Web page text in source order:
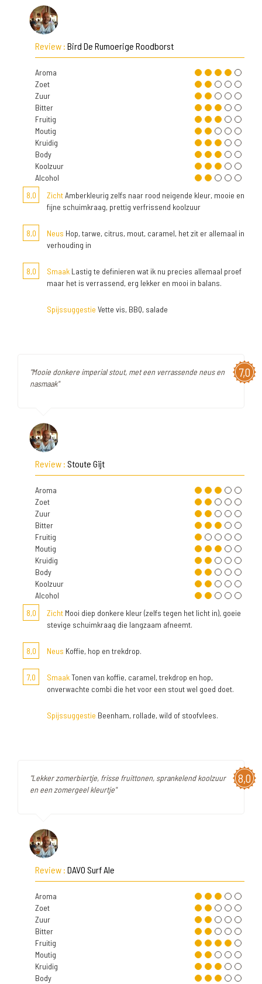
Review : Bird De Rumoerige Roodborst
Aroma
Zoet
Zuur
Bitter
Fruitig
Moutig
Kruidig
Body
Koolzuur
Alcohol
8,0
ZichtAmberkleurig zelfs naar rood neigende kleur, mooie en
fijne schuimkraag, prettig verfrissend koolzuur
8,0 Neus Hop, tarwe, citrus, mout, caramel, het zit er allemaal in
verhouding in
8,0 Smaak Lastig te definieren wat ik nu precies allemaal proef
maar het is verrassend, erg lekker en mooi in balans.
Spijssuggestie Vette vis, BBQ, salade
7,0
"Mooie donkere imperial stout, met een verrassende neus en
nasmaak"
Review : Stoute Gijt
Aroma
Zoet
Zuur
Bitter
Fruitig
Moutig
Kruidig
Body
Koolzuur
Alcohol
8,0
Zicht Mooi diep donkere kleur (zelfs tegen het licht in), goeie
stevige schuimkraag die langzaam afneemt.
8,0 Neus Koffie, hop en trekdrop.
7,0 SmaakTonen van koffie, caramel, trekdrop en hop,
onverwachte combi die het voor een stout wel goed doet.
Spijssuggestie Beenham, rollade, wild of stoofvlees.
8,0
"Lekker zomerbiertje, frisse fruittonen, sprankelend koolzuur
en een zomergeel kleurtje"
Review : DAVO Surf Ale
Aroma
Zoet
Zuur
Bitter
Fruitig
Moutig
Kruidig
Body